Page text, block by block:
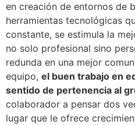
en creación de entornos de
herramientas tecnológicas
constante, se estimula la
no solo profesional sino
redunda en una mejor
equipo, el buen trabajo en
sentido de pertenencia al
colaborador a pensar dos
lugar que le ofrece